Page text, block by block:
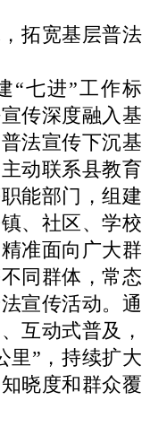
拓宽基层普法
七进”工作标
传深度融入基
法宣传下沉基
动联系县教育
能部门，组建
、社区、学校
准面向广大群
同群体，常态
宣传活动。通
互动式普及，
里”，持续扩大
晓度和群众覆